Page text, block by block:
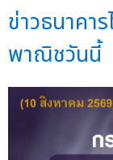
ข่าวธนาคา
พาณิชวันนี้